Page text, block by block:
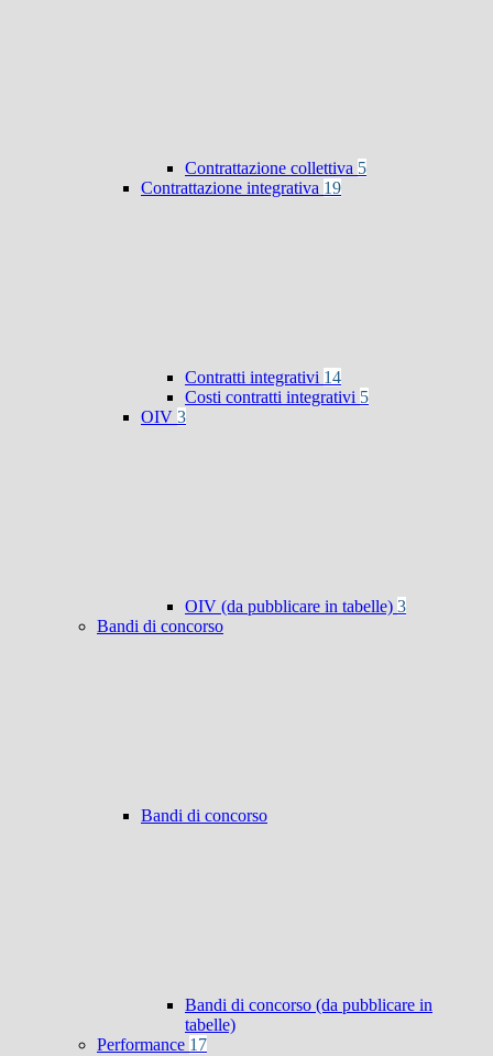
Contrattazione collettiva 5
Contrattazione integrativa 19
Contratti integrativi 14
Costi contratti integrativi 5
OIV 3
OIV (da pubblicare in tabelle) 3
Bandi di concorso
Bandi di concorso
Bandi di concorso (da pubblicare in
tabelle)
Performance 17